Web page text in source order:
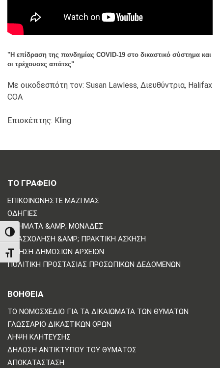
TOGGLE HIGH CONTRAST
TOGGLE FONT SIZE
"Η επίδραση της πανδημίας COVID-19 στο δικαστικό σύστημα και
οι τρέχουσες απάτες"
Με οικοδεσπότη τον: Susan Lawless, Διευθύντρια, Halifax
COA
Επισκέπτης: Kling
ΤΟ ΓΡΑΦΕΙΟ
ΕΠΙΚΟΙΝΩΝΗΣΤΕ ΜΑΖΙ ΜΑΣ
ΟΔΗΓΊΕΣ
ΤΜΉΜΑΤΑ &AMP; ΜΟΝΆΔΕΣ
ΑΠΑΣΧΌΛΗΣΗ &AMP; ΠΡΑΚΤΙΚΉ ΆΣΚΗΣΗ
ΑΊΤΗΣΗ ΔΗΜΌΣΙΩΝ ΑΡΧΕΊΩΝ
ΠΟΛΙΤΙΚΗ ΠΡΟΣΤΑΣΙΑΣ ΠΡΟΣΩΠΙΚΩΝ ΔΕΔΟΜΕΝΩΝ
ΒΟΗΘΕΙΑ
ΤΟ ΝΟΜΟΣΧΈΔΙΟ ΓΙΑ ΤΑ ΔΙΚΑΙΏΜΑΤΑ ΤΩΝ ΘΥΜΆΤΩΝ
ΓΛΩΣΣΆΡΙΟ ΔΙΚΑΣΤΙΚΏΝ ΌΡΩΝ
ΛΉΨΗ ΚΛΉΤΕΥΣΗΣ
ΔΉΛΩΣΗ ΑΝΤΙΚΤΎΠΟΥ ΤΟΥ ΘΎΜΑΤΟΣ
ΑΠΟΚΑΤΆΣΤΑΣΗ